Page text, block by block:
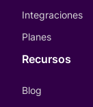
Integraciones
Planes
Recursos
Blog